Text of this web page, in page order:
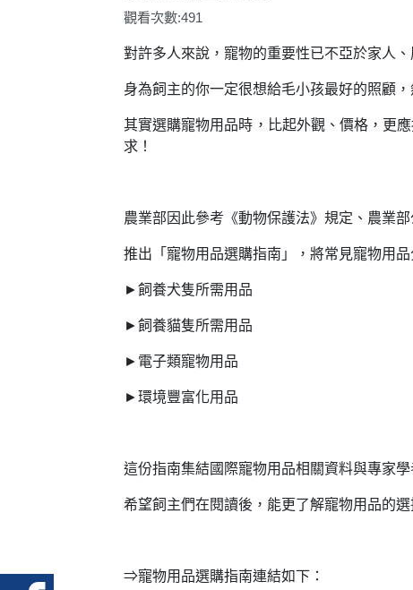
觀看次數:491
對許多人來說，寵物的重要性已不亞於家人
身為飼主的你一定很想給毛小孩最好的照顧
其實選購寵物用品時，比起外觀、價格，更
求！
農業部因此參考《動物保護法》規定、農業
推出「寵物用品選購指南」，將常見寵物用
►飼養犬隻所需用品
►飼養貓隻所需用品
►電子類寵物用品
►環境豐富化用品
這份指南集結國際寵物用品相關資料與專家
希望飼主們在閱讀後，能更了解寵物用品的
⇒寵物用品選購指南連結如下：